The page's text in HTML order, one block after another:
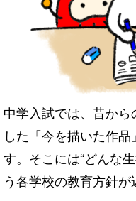
中学入試では、昔か
した「今を描いた作
す。そこには“どんな
う各学校の教育方針が